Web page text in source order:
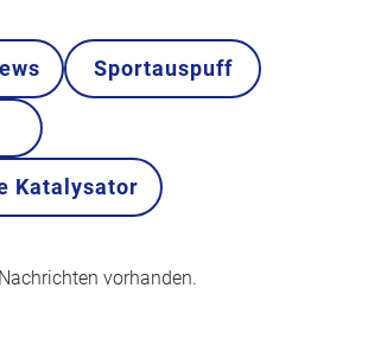
Sportauspuff
Katalysator
vorhanden.